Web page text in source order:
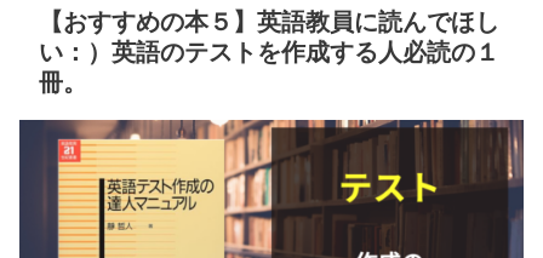
【おすすめの本５】英語教員に読んでほし
い：）英語のテストを作成する人必読の１
冊。